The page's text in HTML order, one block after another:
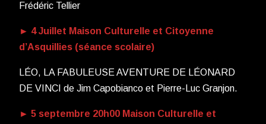
Frédéric Tellier
► 4 Juillet Maison Culturelle et Citoyenne
d’Asquillies (séance scolaire)
LÉO, LA FABULEUSE AVENTURE DE LÉONARD
DE VINCI de Jim Capobianco et Pierre-Luc Granjon.
► 5 septembre 20h00 Maison Culturelle et